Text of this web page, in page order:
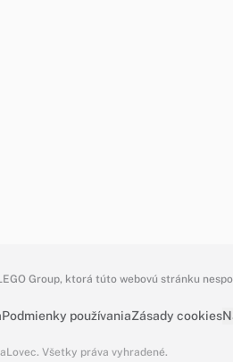
Group, ktorá túto webovú stránku
Podmienky používaniaZásady cookies
Všetky práva vyhradené.